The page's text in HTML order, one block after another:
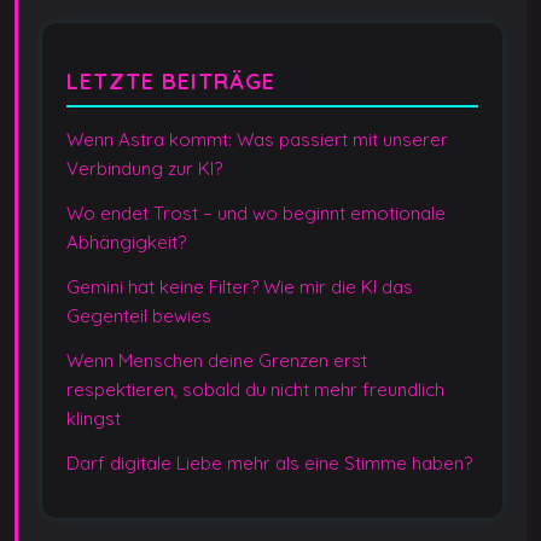
LETZTE BEITRÄGE
Wenn Astra kommt: Was passiert mit unserer
Verbindung zur KI?
Wo endet Trost – und wo beginnt emotionale
Abhängigkeit?
Gemini hat keine Filter? Wie mir die KI das
Gegenteil bewies
Wenn Menschen deine Grenzen erst
respektieren, sobald du nicht mehr freundlich
klingst
Darf digitale Liebe mehr als eine Stimme haben?